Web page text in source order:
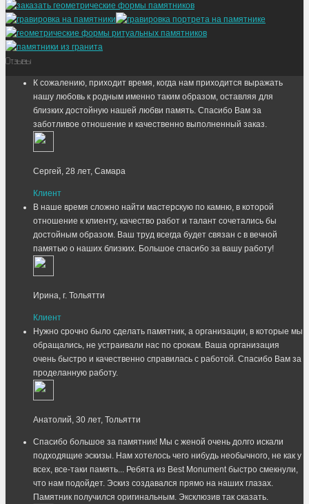
Отзывы
К сожалению, приходит время, когда нам приходится выражать
нашу любовь к родным именно таким образом, оставляя для
близких достойную нашей любви память. Спасибо Вам за
заботливое отношение и качественно выполненный заказ.
Сергей, 28 лет, Самара
Клиент
В наше время сложно найти мастерскую по камню, в которой
отношение к клиенту, качество работ и талант сочетались бы
достойным образом. Ваш труд всегда будет связан с в вечной
памятью о наших близких. Большое спасибо за вашу работу!
Ирина, г. Тольятти
Клиент
Нужно срочно было сделать памятник, а организации, в которые мы
обращались, не устраивали нас по срокам. Ваша организация
очень быстро и качественно справилась с работой. Спасибо Вам за
проделанную работу.
Анатолий, 30 лет, Тольятти
Спасибо большое за памятник! Мы с женой очень долго искали
подходящие эскизы. Нам хотелось чего нибудь необычного, не как у
всех, все-таки память... Ребята из Best Monument быстро смекнули,
что нам подойдет. Эскиз создавался прямо на наших глазах.
Памятник получился оригинальным. Эксклюзив так сказать.